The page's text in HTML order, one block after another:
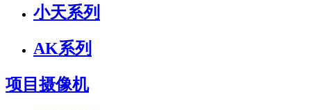
小天系列
AK系列
项目摄像机